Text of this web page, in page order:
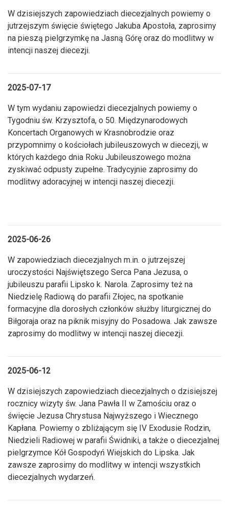
W dzisiejszych zapowiedziach diecezjalnych powiemy o
jutrzejszym święcie świętego Jakuba Apostoła, zaprosimy
na pieszą pielgrzymkę na Jasną Górę oraz do modlitwy w
intencji naszej diecezji.
2025-07-17
W tym wydaniu zapowiedzi diecezjalnych powiemy o
Tygodniu św. Krzysztofa, o 50. Międzynarodowych
Koncertach Organowych w Krasnobrodzie oraz
przypomnimy o kościołach jubileuszowych w diecezji, w
których każdego dnia Roku Jubileuszowego można
zyskiwać odpusty zupełne. Tradycyjnie zaprosimy do
modlitwy adoracyjnej w intencji naszej diecezji.
2025-06-26
W zapowiedziach diecezjalnych m.in. o jutrzejszej
uroczystości Najświętszego Serca Pana Jezusa, o
jubileuszu parafii Lipsko k. Narola. Zaprosimy też na
Niedzielę Radiową do parafii Złojec, na spotkanie
formacyjne dla dorosłych członków służby liturgicznej do
Biłgoraja oraz na piknik misyjny do Posadowa. Jak zawsze
zaprosimy do modlitwy w intencji naszej diecezji.
2025-06-12
W dzisiejszych zapowiedziach diecezjalnych o dzisiejszej
rocznicy wizyty św. Jana Pawła II w Zamościu oraz o
święcie Jezusa Chrystusa Najwyższego i Wiecznego
Kapłana. Powiemy o zbliżającym się IV Exodusie Rodzin,
Niedzieli Radiowej w parafii Świdniki, a także o diecezjalnej
pielgrzymce Kół Gospodyń Wiejskich do Lipska. Jak
zawsze zaprosimy do modlitwy w intencji wszystkich
diecezjalnych wydarzeń.